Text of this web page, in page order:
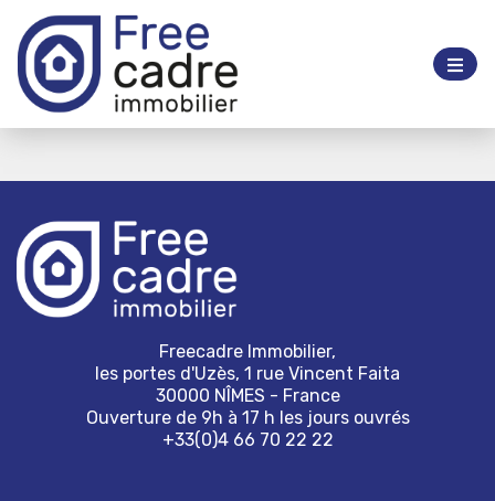
Freecadre Immobilier,
les portes d'Uzès, 1 rue Vincent Faita
30000 NÎMES - France
Ouverture de 9h à 17 h les jours ouvrés
+33(0)4 66 70 22 22